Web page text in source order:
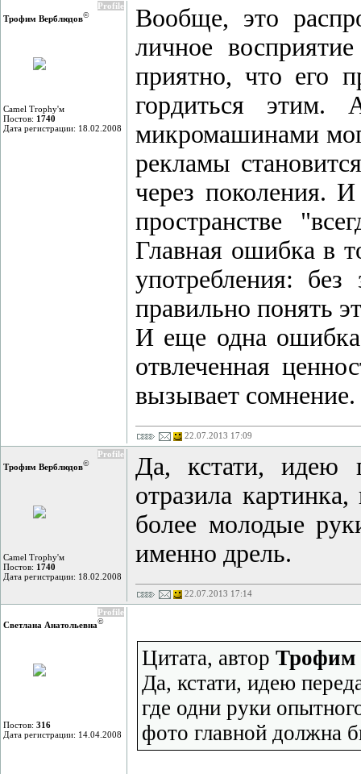
Profile
Трофим Верблюдов©
Camel Trophy'м
Постов: 1740
Дата регистрации: 18.02.2008
Вообще, это
личное
приятно, что его
гордиться
микромашинами
рекламы
через поколения.
пространстве
Главная ошибка в
употребления:
правильно понять
И еще одна ошибка
отвлеченная
вызывает сомнение.
22.07.2013 17:09
Profile
Трофим Верблюдов©
Camel Trophy'м
Постов: 1740
Дата регистрации: 18.02.2008
Да, кстати, идею
отразила
более молодые
именно дрель.
22.07.2013 17:14
Profile
Светлана Анатольевна©
Постов: 316
Дата регистрации: 14.04.2008
Цитата, автор Трофим
Да, кстати, идею
где одни руки
фото главной должна